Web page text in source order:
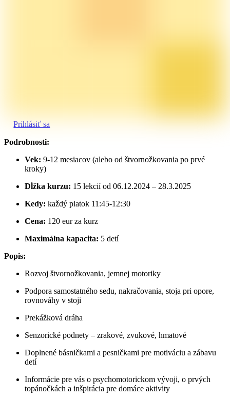
Prihlásiť sa
Podrobnosti:
Vek: 9-12 mesiacov (alebo od štvornožkovania po prvé
kroky)
Dĺžka kurzu: 15 lekcií od 06.12.2024 – 28.3.2025
Kedy: každý piatok 11:45-12:30
Cena: 120 eur za kurz
Maximálna kapacita: 5 detí
Popis:
Rozvoj štvornožkovania, jemnej motoriky
Podpora samostatného sedu, nakračovania, stoja pri opore,
rovnováhy v stoji
Prekážková dráha
Senzorické podnety – zrakové, zvukové, hmatové
Doplnené básničkami a pesničkami pre motiváciu a zábavu
detí
Informácie pre vás o psychomotorickom vývoji, o prvých
topánočkách a inšpirácia pre domáce aktivity